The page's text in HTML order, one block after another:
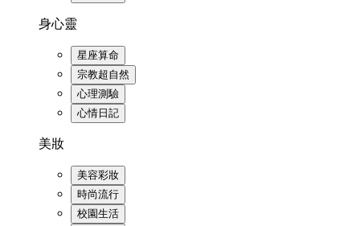
身心靈
星座算命
宗教超自然
心理測驗
心情日記
美妝
美容彩妝
時尚流行
校園生活